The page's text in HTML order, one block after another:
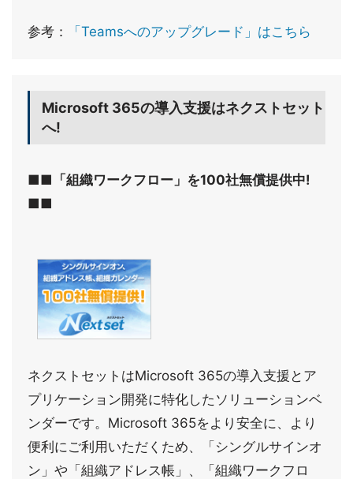
参考： 「Teamsへのアップグレード」はこちら
Microsoft 365の導入支援はネクストセット
へ!
■■「組織ワークフロー」を100社無償提供中!
■■
ネクストセットはMicrosoft 365の導入支援とア
プリケーション開発に特化したソリューションベ
ンダーです。Microsoft 365をより安全に、より
便利にご利用いただくため、「シングルサインオ
ン」や「組織アドレス帳」、「組織ワークフロ